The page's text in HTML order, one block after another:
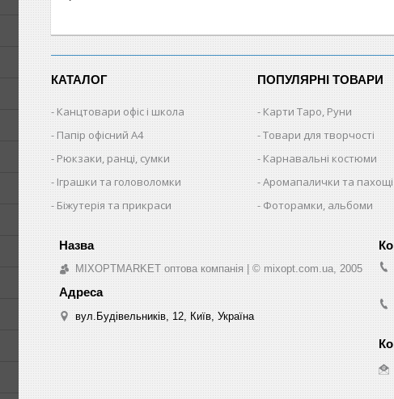
КАТАЛОГ
Канцтовари офіс і школа
Папір офісний A4
Рюкзаки, ранці, сумки
Іграшки та головоломки
Біжутерія та прикраси
ПОПУЛЯРНІ ТОВАРИ
Карти Таро, Руни
Товари для творчості
Карнавальні костюми
Аромапалички та пахощі
Фоторамки, альбоми
MIXOPTMARKET оптова компанія | © mixopt.com.ua, 2005
вул.Будівельників, 12, Київ, Україна